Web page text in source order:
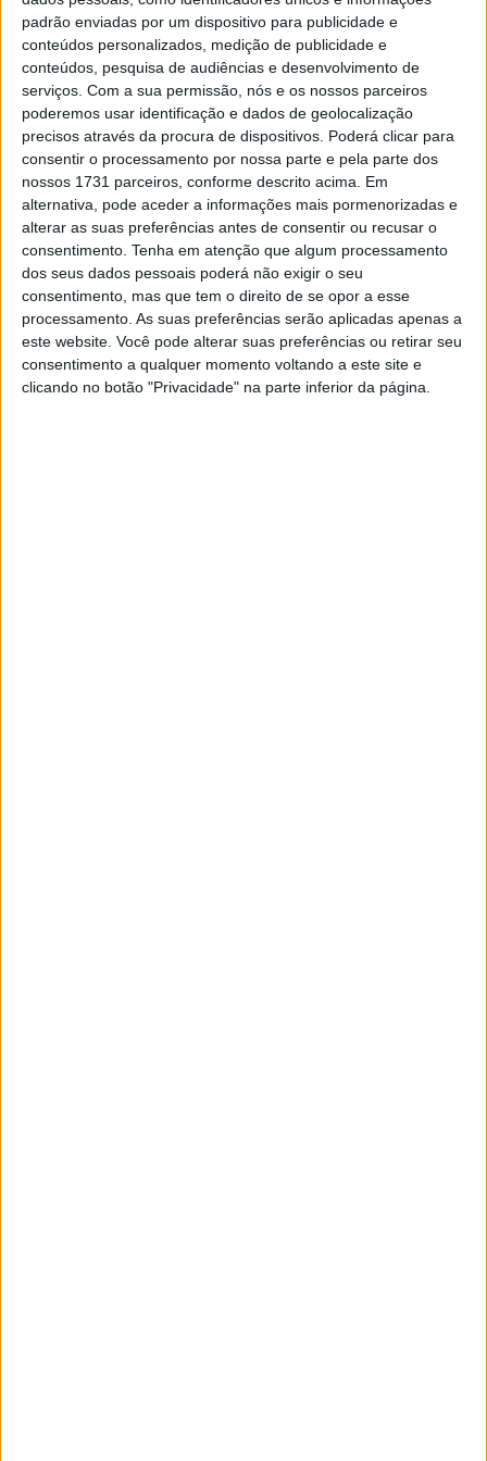
padrão enviadas por um dispositivo para publicidade e
conteúdos personalizados, medição de publicidade e
conteúdos, pesquisa de audiências e desenvolvimento de
serviços. Com a sua permissão, nós e os nossos parceiros
poderemos usar identificação e dados de geolocalização
precisos através da procura de dispositivos. Poderá clicar para
consentir o processamento por nossa parte e pela parte dos
nossos 1731 parceiros, conforme descrito acima. Em
alternativa, pode aceder a informações mais pormenorizadas e
alterar as suas preferências antes de consentir ou recusar o
consentimento. Tenha em atenção que algum processamento
dos seus dados pessoais poderá não exigir o seu
consentimento, mas que tem o direito de se opor a esse
processamento. As suas preferências serão aplicadas apenas a
este website. Você pode alterar suas preferências ou retirar seu
consentimento a qualquer momento voltando a este site e
clicando no botão "Privacidade" na parte inferior da página.
aparição apenas durante a primeira volta ao percurso, o
terreno secou rapidamente proporcionando as condições
ideais para a progressão dos 154 pilotos que marcaram
presença neste início de campeonato.
Tratou-se de um bom começo de campeonato, com uma
prova bem organizada e sem incidentes, contando com
duas especiais bastante técnicas e exigentes, que viram
Ruben Ferreira (Beta) triunfar na classe Elite, ele que
bateu o seu companheiro de formação, Diogo Ventura
(Beta), por 22s, com Bruno Charrua (GasGas) no lugar
mais baixo do pódio, numa prova em que um dos
habituais frequentadores dos lugares da frente, o
Campeão em título Luís Oliveira, não esteve presente.